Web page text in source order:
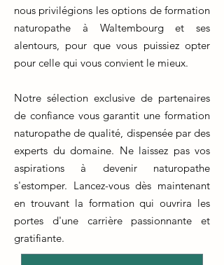
nous privilégions les options de formation
naturopathe à Waltembourg et ses
alentours, pour que vous puissiez opter
pour celle qui vous convient le mieux.
Notre sélection exclusive de partenaires
de confiance vous garantit une formation
naturopathe de qualité, dispensée par des
experts du domaine. Ne laissez pas vos
aspirations à devenir naturopathe
s'estomper. Lancez-vous dès maintenant
en trouvant la formation qui ouvrira les
portes d'une carrière passionnante et
gratifiante.